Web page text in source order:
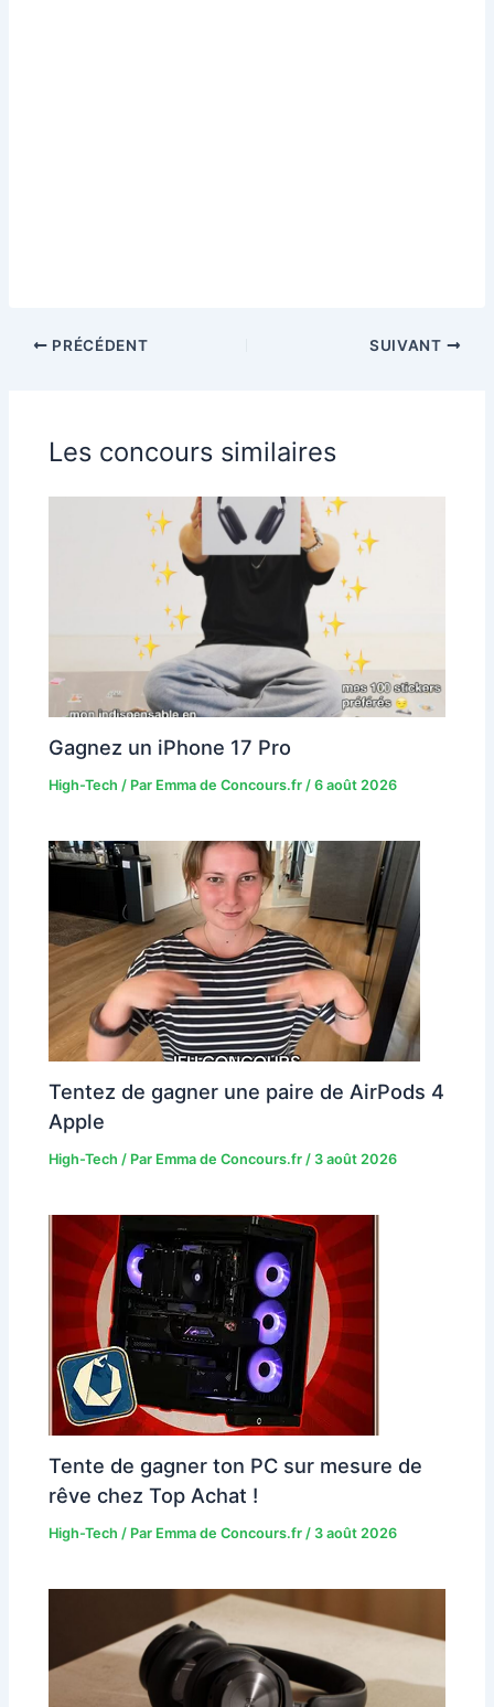
PRÉCÉDENT SUIVANT
Les concours similaires
Gagnez un iPhone 17 Pro
High-Tech / Par Emma de Concours.fr/6 août 2026
Tentez de gagner une paire de AirPods 4
Apple
High-Tech / Par Emma de Concours.fr/ 3 août 2026
Tente de gagner ton PC sur mesure de
rêve chez Top Achat !
High-Tech / Par Emma de Concours.fr/ 3 août 2026